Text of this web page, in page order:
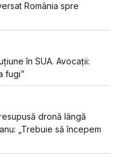
România spre
în SUA. Avocații:
fugi”
dronă lângă
„Trebuie să începem